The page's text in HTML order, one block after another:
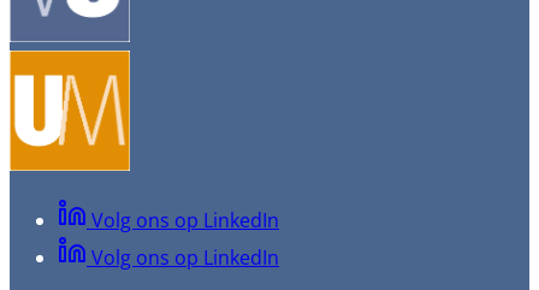
Volg ons op LinkedIn
Volg ons op LinkedIn